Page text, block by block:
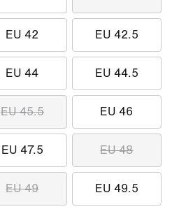
EU 42 EU 42.5
EU 44 EU 44.5
EU 45.5 EU 46
EU 47.5 EU 48
EU 49 EU 49.5